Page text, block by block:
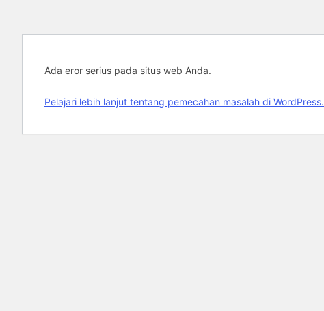
Ada eror serius pada situs web Anda.
Pelajari lebih lanjut tentang pemecahan masalah di WordPress.